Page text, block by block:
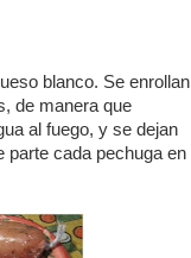
blanco. Se enrollan
de manera que
al fuego, y se dejan
parte cada pechuga en